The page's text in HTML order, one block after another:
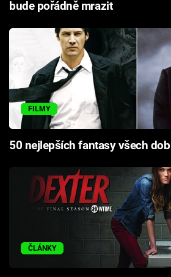
bude pořádně mrazit
FILMY
50 nejlepších fantasy všech
ČLÁNKY